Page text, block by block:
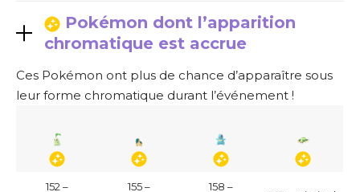
Pokémon dont l’apparition
chromatique est accrue
Ces Pokémon ont plus de chance d’apparaître sous
leur forme chromatique durant l’événement !
152 –
155 –
158 –